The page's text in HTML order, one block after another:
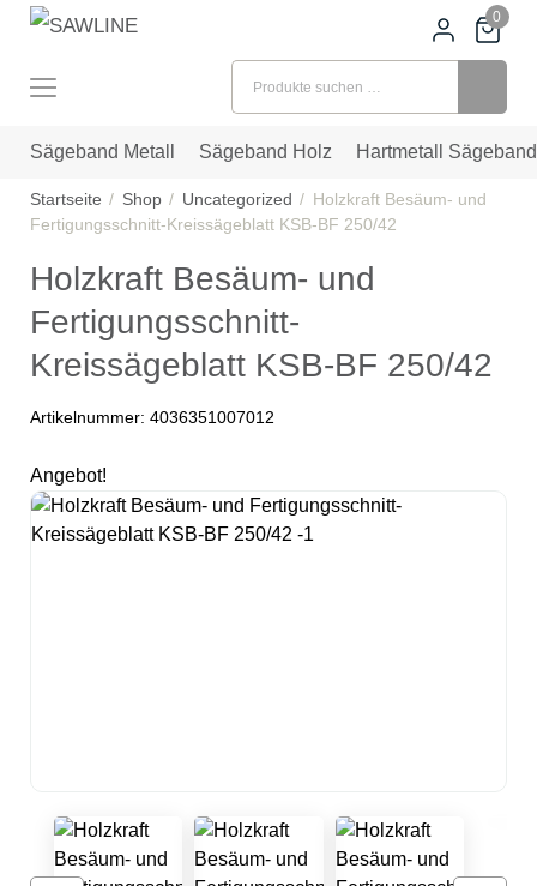
0
Sägeband Metall Sägeband Holz Hartmetall Sägeband
Startseite Shop Uncategorized
Holzkraft Besäum- und
Fertigungsschnitt-Kreissägeblatt KSB-BF 250/42
Holzkraft Besäum- und
Fertigungsschnitt-
Kreissägeblatt KSB-BF 250/42
Artikelnummer: 4036351007012
Angebot!